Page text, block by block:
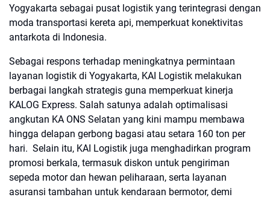
Yogyakarta sebagai pusat logistik yang terintegrasi dengan
moda transportasi kereta api, memperkuat konektivitas
antarkota di Indonesia.
Sebagai respons terhadap meningkatnya permintaan
layanan logistik di Yogyakarta, KAI Logistik melakukan
berbagai langkah strategis guna memperkuat kinerja
KALOG Express. Salah satunya adalah optimalisasi
angkutan KA ONS Selatan yang kini mampu membawa
hingga delapan gerbong bagasi atau setara 160 ton per
hari. Selain itu, KAI Logistik juga menghadirkan program
promosi berkala, termasuk diskon untuk pengiriman
sepeda motor dan hewan peliharaan, serta layanan
asuransi tambahan untuk kendaraan bermotor, demi